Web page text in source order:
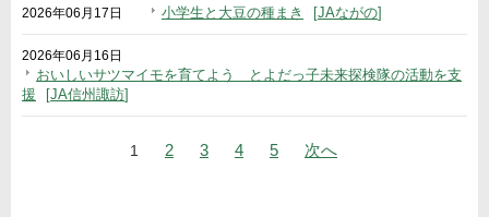
2026年06月17日 小学生と大豆の種まき JAながの
2026年06月16日
おいしいサツマイモを育てよう とよだっ子未来探検隊の活動を支
援
JA信州諏訪
ナビゲーション
1 2 3 4 5 次の
へ